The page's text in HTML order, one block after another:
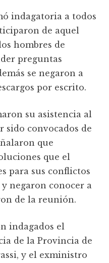
indagatoria a todos
de aquel
hombres de
preguntas
se negaron a
por escrito.
su asistencia al
sido convocados de
que
que el
para sus conflictos
negaron conocer a
de la reunión.
indagados el
de la Provincia de
y el exministro